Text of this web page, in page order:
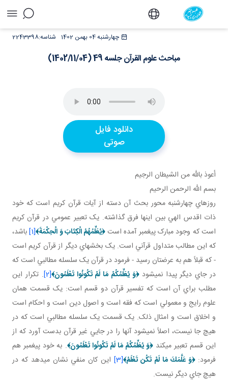
مباحث علوم القرآن جلسه 49 (1402/11/04) - دفترچهارشنبه 04 بهمن 1402 2243398شناسه:
مباحث علوم القرآن جلسه 49 (1402/11/04)
دانلود فایل
صوتی
أعوذ بالله من الشيطان الرجيم
بسم الله الرحمن الرحيم
روزهاي چهارشنبه محور بحث آن دسته از آيات قرآن کريم است که خود
ذات اقدس الهي بين اينها فرق گذاشته. يک تعبير عمومي در قرآن کريم
است که وجود مبارک پيغمبر آمده است﴿يُعَلِّمُهُمُ الْكِتَابَ وَ الْحِكْمَةَ﴾[1] باشد،
که اين مطالب متداول قرآني است. يک بخش هاي ديگر از قرآن کريم است
- که قبلاً هم به عرضتان رسيد - فرمود در قرآن يک سلسله مطالبي است که
در جاي ديگر پيدا نمي شود﴿وَ يُعَلِّمُكُمْ مَا لَمْ تَكُونُوا تَعْلَمُونَ﴾[2] . تکرار اين
مطلب براي آن است که تفسير قرآن دو قسم است: يک قسمت همان
علوم رايج و معمولي است که فقه است و اصول دين است و احکام است
و اخلاق است و امثال ذلک. يک قسمت يک سلسله مطالبي است که در
هيچ جا نيست، اصلاً نمي شود آنها را در جايي غير قرآن بدست آورد که از
اين قسم تعبير مي کند﴿وَ يُعَلِّمُكُمْ مَا لَمْ تَكُونُوا تَعْلَمُونَ﴾. به خود پيغمبر هم
فرمود:﴿وَ عَلَّمَكَ مَا لَمْ تَكُن تَعْلَمُ﴾[3]
اين کان منفي نشان مي دهد که در
هيچ جاي ديگر نيست.